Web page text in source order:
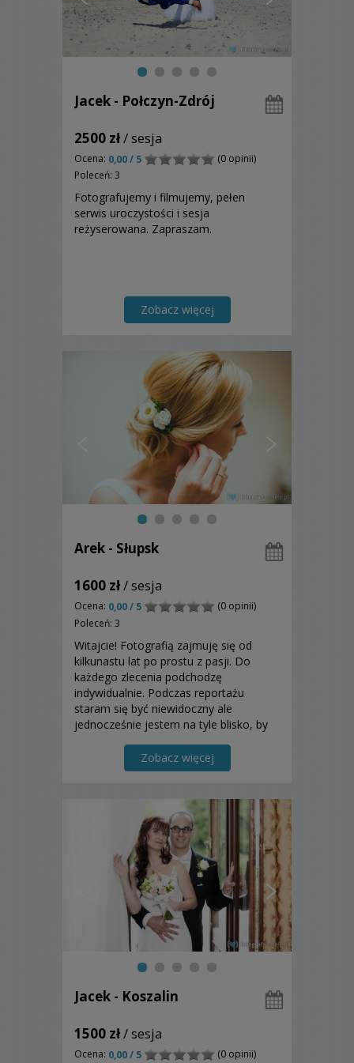
Jacek - Połczyn-Zdrój
2500 zł/ sesja
Ocena: 0,00 / 5
(0 opinii)
Poleceń: 3
Fotografujemy i filmujemy, pełen
serwis uroczystości i sesja
reżyserowana. Zapraszam.
Zobacz więcej
Arek - Słupsk
1600 zł/ sesja
Ocena: 0,00 / 5
(0 opinii)
Poleceń: 3
Witajcie! Fotografią zajmuję się od
kilkunastu lat po prostu z pasji. Do
każdego zlecenia podchodzę
indywidualnie. Podczas reportażu
staram się być niewidoczny ale
jednocześnie jestem na tyle blisko, by
Zobacz więcej
Jacek - Koszalin
1500 zł/ sesja
Ocena: 0,00 / 5 (0 opinii)